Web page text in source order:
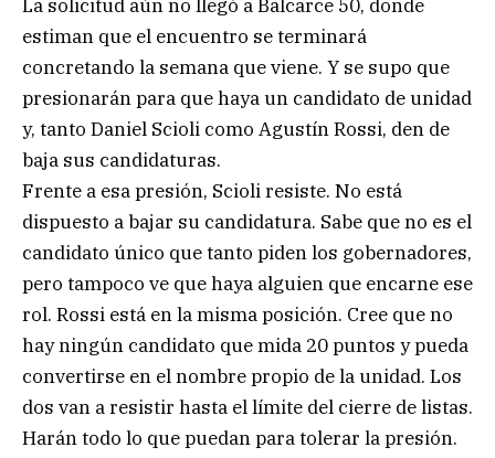
La solicitud aún no llegó a Balcarce 50, donde
estiman que el encuentro se terminará
concretando la semana que viene. Y se supo que
presionarán para que haya un candidato de unidad
y, tanto Daniel Scioli como Agustín Rossi, den de
baja sus candidaturas.
Frente a esa presión, Scioli resiste. No está
dispuesto a bajar su candidatura. Sabe que no es el
candidato único que tanto piden los gobernadores,
pero tampoco ve que haya alguien que encarne ese
rol. Rossi está en la misma posición. Cree que no
hay ningún candidato que mida 20 puntos y pueda
convertirse en el nombre propio de la unidad. Los
dos van a resistir hasta el límite del cierre de listas.
Harán todo lo que puedan para tolerar la presión.